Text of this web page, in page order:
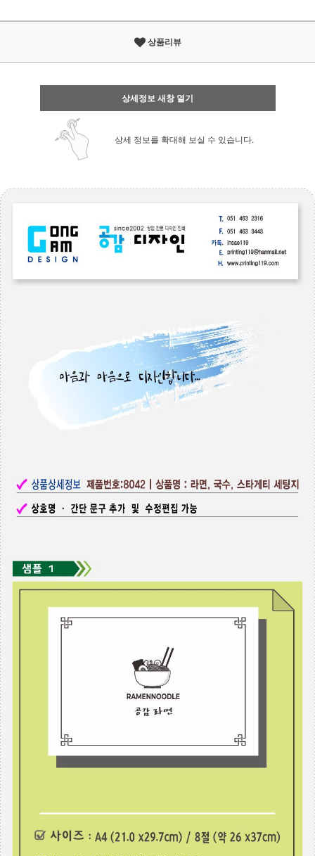
상품리뷰
상세정보 새창 열기
상세 정보를 확대해 보실 수 있습니다.